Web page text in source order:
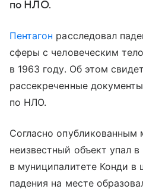
по НЛО.
Пентагон расследовал
сферы с человеческим
в 1963 году. Об этом
рассекреченные
по НЛО.
Согласно опубликованным
неизвестный объект упал
в муниципалитете Конди в
падения на месте